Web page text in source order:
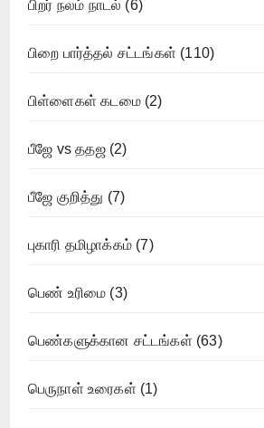
பிறர் நலம் நாடல் (6)
பிறை பார்த்தல் சட்டங்கள் (110)
பிள்ளைகள் கடமை(2)
பீஜே vs ததஜ(2)
பீஜே குறித்து (7)
புகாரி தமிழாக்கம் (7)
பெண் உரிமை (3)
பெண்களுக்கான சட்டங்கள் (63)
பெருநாள் உரைகள் (1)